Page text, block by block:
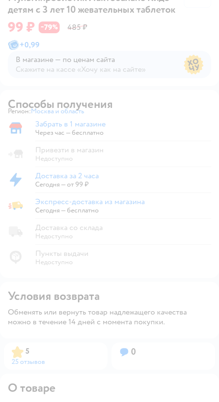
детям с 3 лет 10 жевательных таблеток
99 ₽ −79%
485 ₽
+0,99
В магазине — по ценам сайта
Скажите на кассе «Хочу как на сайте»
Способы получения
Регион: Выбор адреса доставки.
Москва и область
Забрать в магазине
Забрать в 1 магазине
Через час — бесплатно
Привезти в магазин
Недоступно
Доставка за 2 часа
Доставка за 2 часа
Сегодня—от 99 ₽
Экспресс-доставка из магазина
Экспресс-доставка из магазина
Сегодня—бесплатно
Доставка со склада
Недоступно
Пункты выдачи
Недоступно
Условия возврата
Обменять или вернуть товар надлежащего качества
можно в течение 14 дней с момента покупки.
Рейтинг:
5
25 отзывов
Вопросов:
0
О товаре